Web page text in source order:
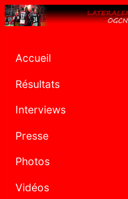
Accueil
Résultats
Interviews
Presse
Photos
Vidéos